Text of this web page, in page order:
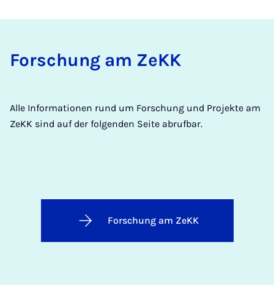
Forschung am ZeKK
Alle Informationen rund um Forschung und Projekte am
ZeKK sind auf der folgenden Seite abrufbar.
Forschung am ZeKK